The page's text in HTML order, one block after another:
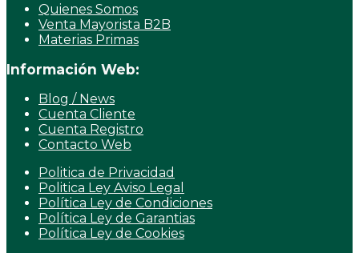
Quienes Somos
Venta Mayorista B2B
Materias Primas
Información Web:
Blog / News
Cuenta Cliente
Cuenta Registro
Contacto Web
Politica de Privacidad
Politica Ley Aviso Legal
Política Ley de Condiciones
Política Ley de Garantias
Política Ley de Cookies